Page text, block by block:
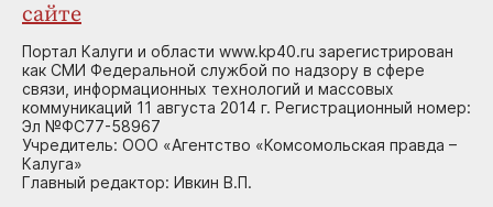
сайте
Портал Калуги и области www.kp40.ru зарегистрирован
как СМИ Федеральной службой по надзору в сфере
связи, информационных технологий и массовых
коммуникаций 11 августа 2014 г. Регистрационный номер:
Эл №ФС77-58967
Учредитель: ООО «Агентство «Комсомольская правда –
Калуга»
Главный редактор: Ивкин В.П.